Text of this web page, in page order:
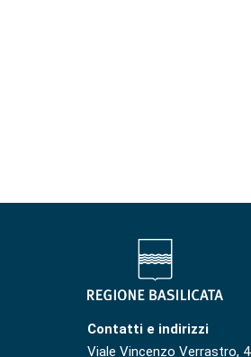
Contatti e indirizzi
Viale Vincenzo Verrastro, 4